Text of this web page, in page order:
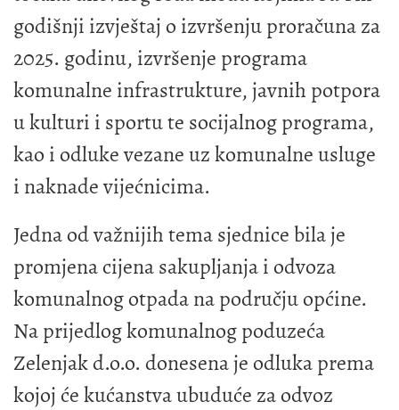
godišnji izvještaj o izvršenju proračuna za
2025. godinu, izvršenje programa
komunalne infrastrukture, javnih potpora
u kulturi i sportu te socijalnog programa,
kao i odluke vezane uz komunalne usluge
i naknade vijećnicima.
Jedna od važnijih tema sjednice bila je
promjena cijena sakupljanja i odvoza
komunalnog otpada na području općine.
Na prijedlog komunalnog poduzeća
Zelenjak d.o.o. donesena je odluka prema
kojoj će kućanstva ubuduće za odvoz